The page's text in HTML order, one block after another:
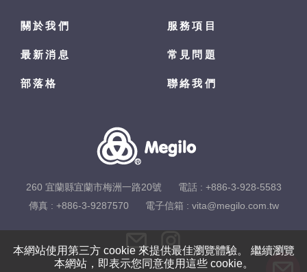
本網站使用第三方 cookie 來提供最佳瀏覽體驗。 繼續瀏覽
本網站，即表示您同意使用這些 cookie。
關於我們 服務項目
最新消息 常見問題
部落格 聯絡我們
260 宜蘭縣宜蘭市梅洲一路20號 電話 : +886-3-928-5583
傳真 : +886-3-9287570
電子信箱 : vita@megilo.com.tw